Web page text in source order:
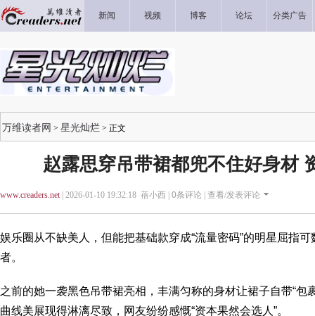
新闻 视频 博客 论坛 分类广告
万维读者网 > 星光灿烂 > 正文
赵露思穿吊带裙都兜不住好身材
www.creaders.net| 2026-01-10 19:32:18 蓓小西 | 0条评论 | 查看/发表评论
娱乐圈从不缺美人，但能把基础款穿成“流量密码”的明星屈指
者。
之前的她一袭黑色吊带裙亮相，丰满匀称的身材让裙子自带“包
曲线美展现得淋漓尽致，网友纷纷感慨“资本果然会选人”。